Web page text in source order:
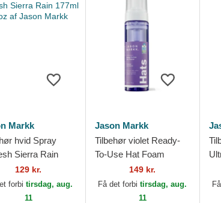
Markk
hvid Spray
Sierra Rain
/ 6oz af Jason
129 kr.
forbitirsdag, aug.
11
Jason Markk
Tilbehør violet Ready-
To-Use Hat Foam
207ml / 7oz af Jason
Markk
149 kr.
Få det forbitirsdag, aug.
11